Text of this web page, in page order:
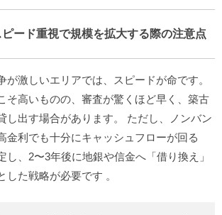
ピード重視で規模を拡大する際の注意点
が激しいエリアでは、スピードが命です。
そ高いものの、審査が驚くほど早く、築古
し出す場合があります。 ただし、ノンバン
金利でも十分にキャッシュフローが回る
し、2〜3年後に地銀や信金へ「借り換え」
した戦略が必要です 。